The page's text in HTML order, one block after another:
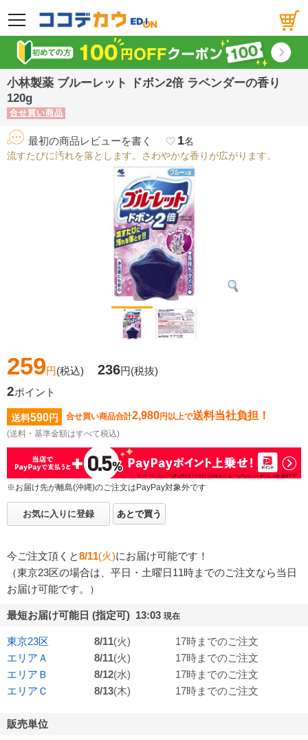
メニュー
小林製薬 ブルーレット ドボン2倍 ラベンダーの香り
120g
合せ買い商品
最初の商品レビューを書く favorite_border 1名
流すたびに汚れを落とします。さわやかな香りが広がります。
259円(税込) 236円(税抜)
2ポイント
送料590円 合せ買い商品合計2,980円以上で送料当社負担！
(送料・基準金額はすべて税込)
※お届け先が離島(沖縄)のご注文はPayPay対象外です
お気に入りに登録 あとで買う
今ご注文頂くと8/11(火)にお届け可能です！
（東京23区の場合は、平日・土曜日11時までのご注文なら当日
お届け可能です。）
最短お届け可能日 (指定可) 13:03 現在
東京23区 8/11(火)
17時までのご注文
エリアＡ
8/11(火)
17時までのご注文
エリアＢ
8/12(水)
17時までのご注文
エリアＣ
8/13(木) 17時までのご注文
販売単位